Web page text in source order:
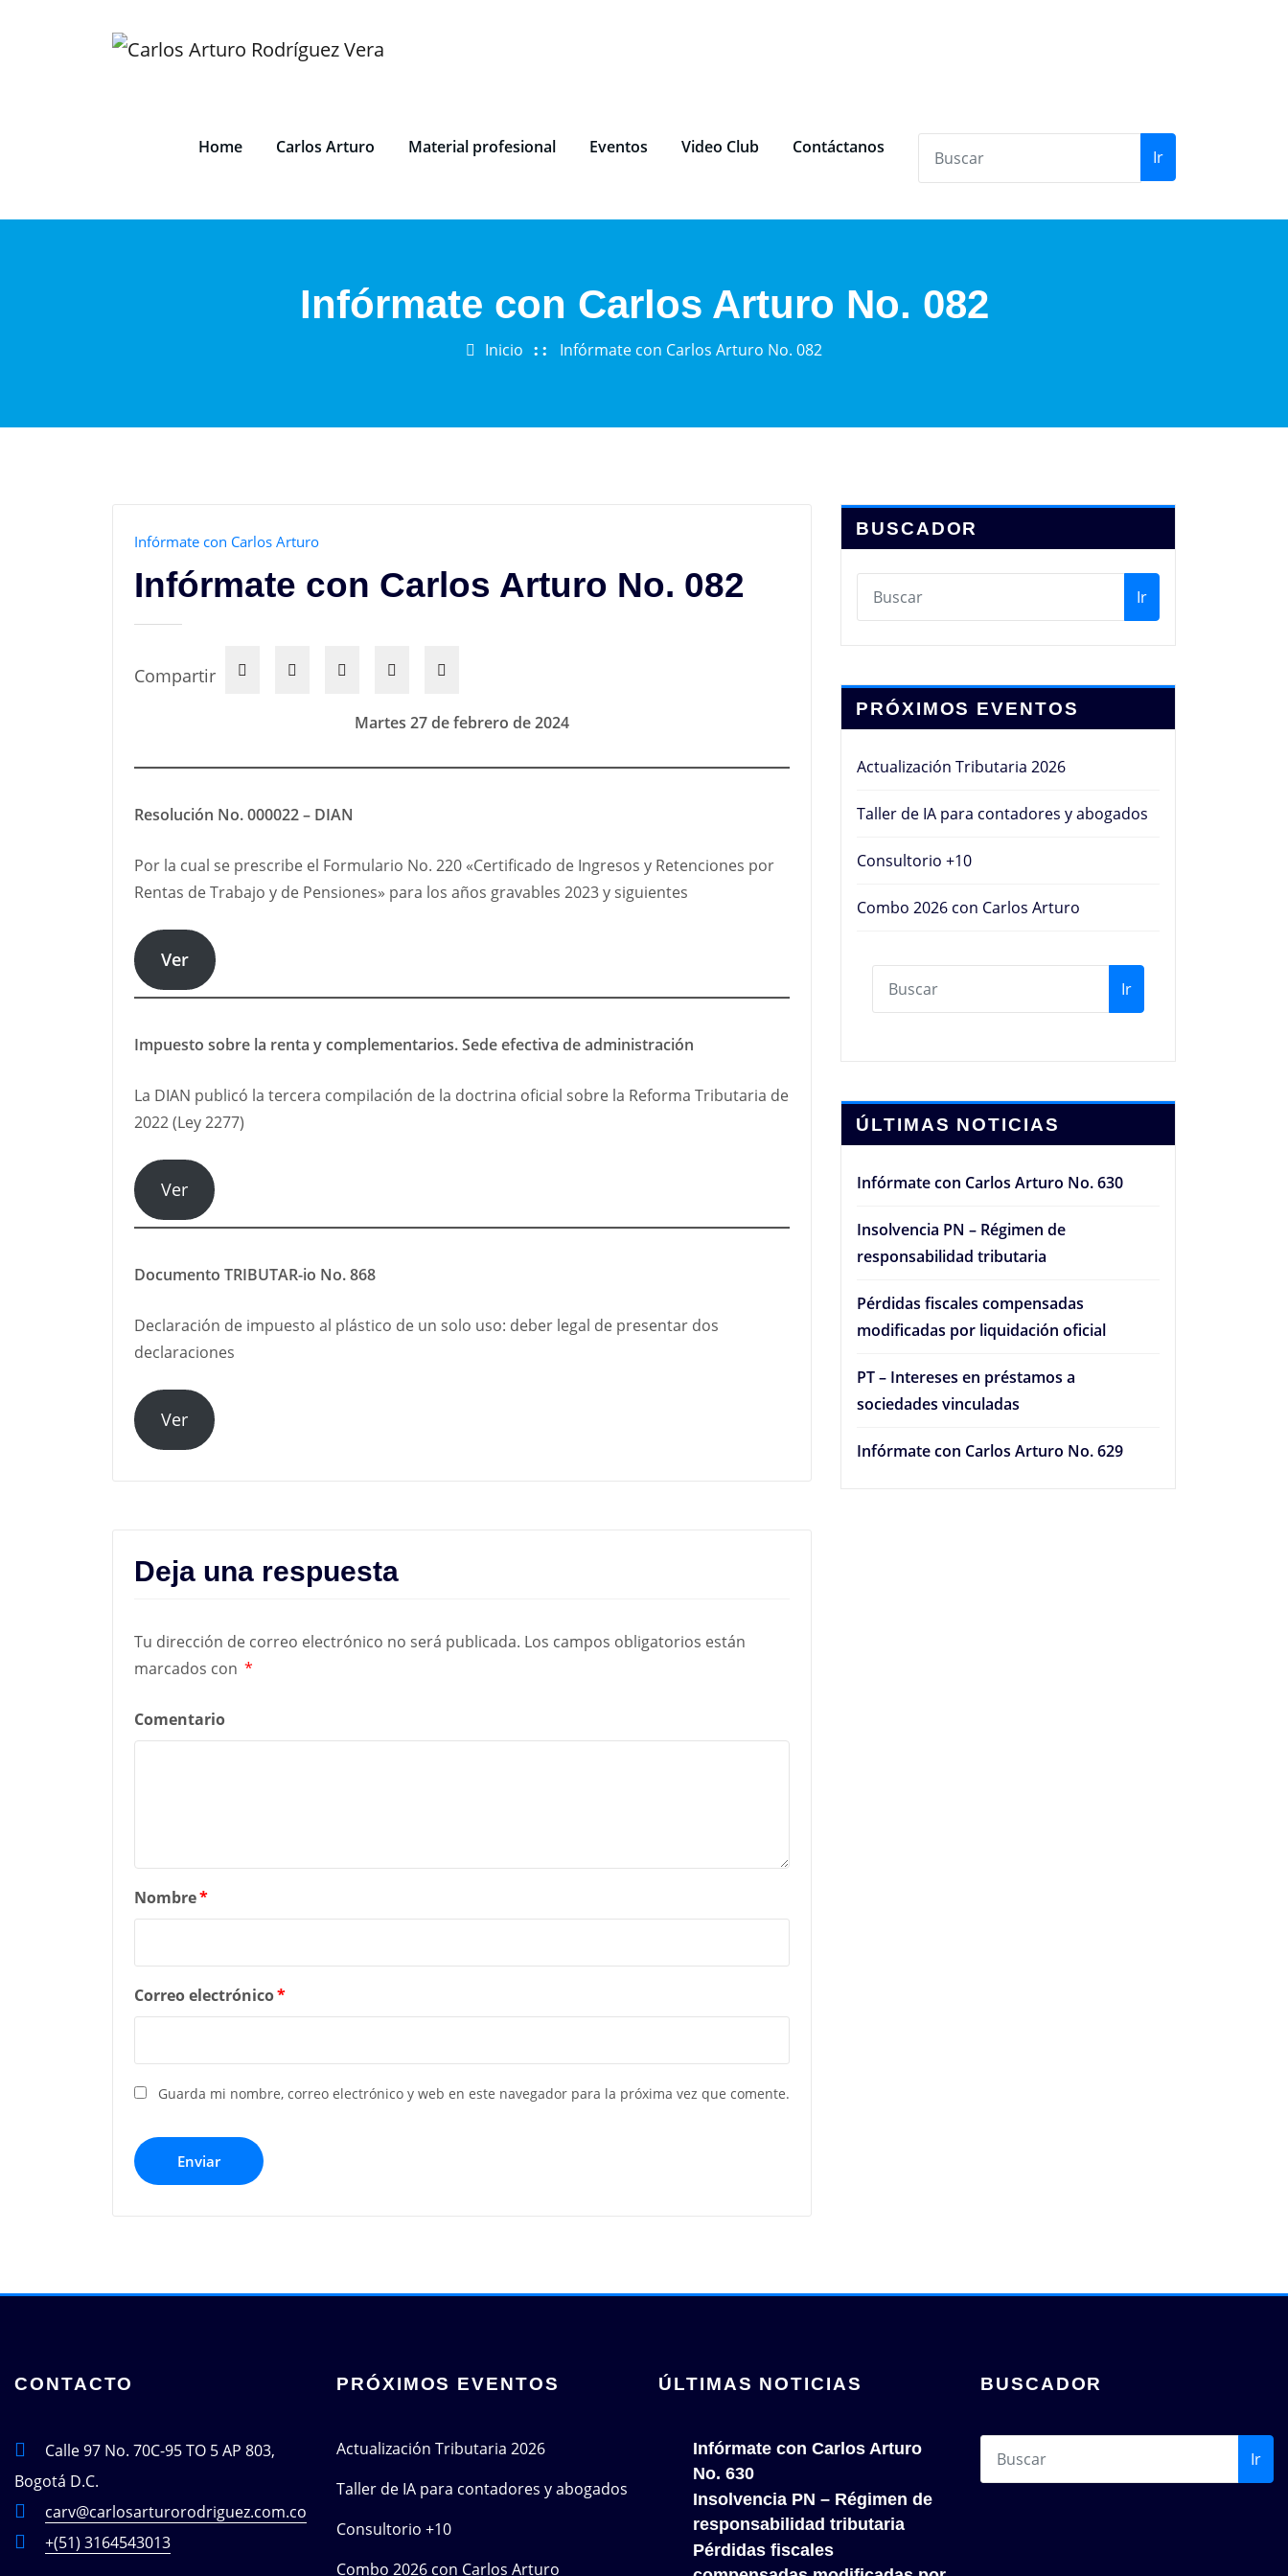
Home Carlos Arturo Material profesional Eventos Video Club Contáctanos Ir
Infórmate con Carlos Arturo No. 082
Inicio Infórmate con Carlos Arturo No. 082
Infórmate con Carlos Arturo
Infórmate con Carlos Arturo No. 082
Compartir
Martes 27 de febrero de 2024
Resolución No. 000022 – DIAN
Por la cual se prescribe el Formulario No. 220 «Certificado de Ingresos y Retenciones por
Rentas de Trabajo y de Pensiones» para los años gravables 2023 y siguientes
Ver
Impuesto sobre la renta y complementarios. Sede efectiva de administración
La DIAN publicó la tercera compilación de la doctrina oficial sobre la Reforma Tributaria de
2022 (Ley 2277)
Ver
Documento TRIBUTAR-io No. 868
Declaración de impuesto al plástico de un solo uso: deber legal de presentar dos
declaraciones
Ver
Deja una respuesta
Tu dirección de correo electrónico no será publicada. Los campos obligatorios están
marcados con *
Comentario
Nombre*
Correo electrónico*
Guarda mi nombre, correo electrónico y web en este navegador para la próxima vez que comente.
BUSCADOR
Ir
PRÓXIMOS EVENTOS
Actualización Tributaria 2026
Taller de IA para contadores y abogados
Consultorio +10
Combo 2026 con Carlos Arturo
Ir
ÚLTIMAS NOTICIAS
Infórmate con Carlos Arturo No. 630
Insolvencia PN – Régimen de
responsabilidad tributaria
Pérdidas fiscales compensadas
modificadas por liquidación oficial
PT – Intereses en préstamos a
sociedades vinculadas
Infórmate con Carlos Arturo No. 629
CONTACTO
Calle 97 No. 70C-95 TO 5 AP 803,
Bogotá D.C.
carv@carlosarturorodriguez.com.co
+(51) 3164543013
PRÓXIMOS EVENTOS
Actualización Tributaria 2026
Taller de IA para contadores y abogados
Consultorio +10
Combo 2026 con Carlos Arturo
ÚLTIMAS NOTICIAS
Infórmate con Carlos Arturo
No. 630
Insolvencia PN – Régimen de
responsabilidad tributaria
Pérdidas fiscales
BUSCADOR
Ir